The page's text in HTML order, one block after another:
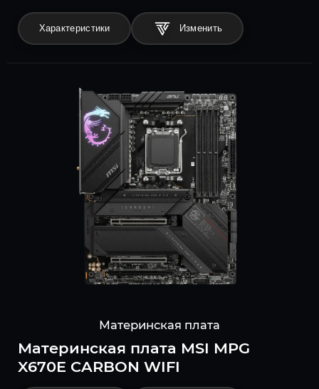
Характеристики
Материнская плата
Материнская плата MSI MPG
X670E CARBON WIFI